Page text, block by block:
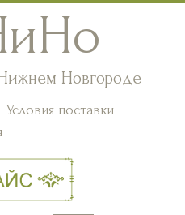
Новгороде
Условия поставки